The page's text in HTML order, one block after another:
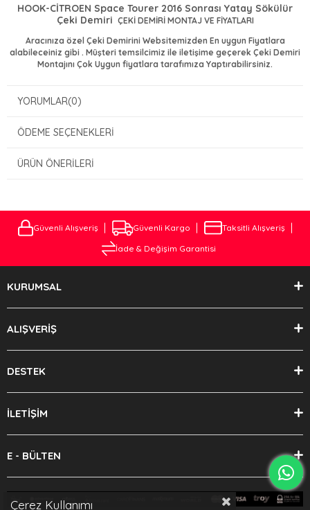
HOOK-CİTROEN Space Tourer 2016 Sonrası Yatay Sökülür
Çeki Demiri ÇEKİ DEMİRİ MONTAJ VE FİYATLARI
Aracınıza özel Çeki Demirini Websitemizden En uygun Fiyatlara
alabileceiniz gibi . Müşteri temsilcimiz ile iletişime geçerek Çeki Demiri
Montajını Çok Uygun fiyatlara tarafımıza Yaptırabilirsiniz.
YORUMLAR(0)
ÖDEME SEÇENEKLERI
ÜRÜN ÖNERILERI
Güvenli Alışveriş Güvenli Kargo
Taksitli Alışveriş
İade & Değişim Garantisi
KURUMSAL
ALIŞVERİŞ
DESTEK
İLETİŞİM
E - BÜLTEN
Çerez Kullanımı